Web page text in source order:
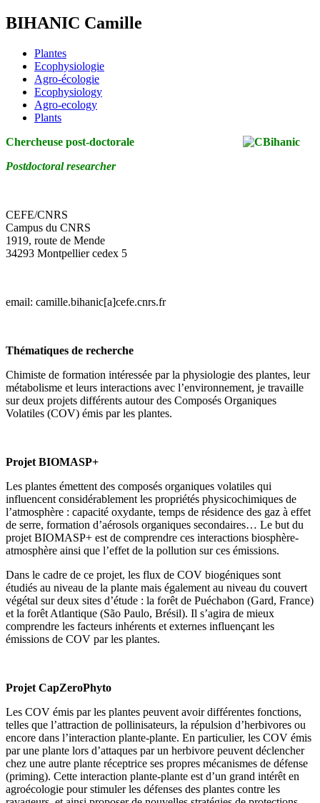
BIHANIC Camille
Plantes
Ecophysiologie
Agro-écologie
Ecophysiology
Agro-ecology
Plants
Chercheuse post-doctorale
Postdoctoral researcher
CEFE/CNRS
Campus du CNRS
1919, route de Mende
34293 Montpellier cedex 5
email: camille.bihanic[a]cefe.cnrs.fr
Thématiques de recherche
Chimiste de formation intéressée par la physiologie des plantes, leur
métabolisme et leurs interactions avec l’environnement, je travaille
sur deux projets différents autour des Composés Organiques
Volatiles (COV) émis par les plantes.
Projet BIOMASP+
Les plantes émettent des composés organiques volatiles qui
influencent considérablement les propriétés physicochimiques de
l’atmosphère : capacité oxydante, temps de résidence des gaz à effet
de serre, formation d’aérosols organiques secondaires… Le but du
projet BIOMASP+ est de comprendre ces interactions biosphère-
atmosphère ainsi que l’effet de la pollution sur ces émissions.
Dans le cadre de ce projet, les flux de COV biogéniques sont
étudiés au niveau de la plante mais également au niveau du couvert
végétal sur deux sites d’étude : la forêt de Puéchabon (Gard, France)
et la forêt Atlantique (São Paulo, Brésil). Il s’agira de mieux
comprendre les facteurs inhérents et externes influençant les
émissions de COV par les plantes.
Projet CapZeroPhyto
Les COV émis par les plantes peuvent avoir différentes fonctions,
telles que l’attraction de pollinisateurs, la répulsion d’herbivores ou
encore dans l’interaction plante-plante. En particulier, les COV émis
par une plante lors d’attaques par un herbivore peuvent déclencher
chez une autre plante réceptrice ses propres mécanismes de défense
(priming). Cette interaction plante-plante est d’un grand intérêt en
agroécologie pour stimuler les défenses des plantes contre les